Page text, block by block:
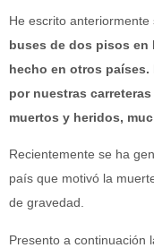
He escrito anteriormente
buses de dos pisos en
hecho en otros
por nuestras
muertos y heridos,
Recientemente se ha
país que motivó la
de gravedad.
Presento a continuación